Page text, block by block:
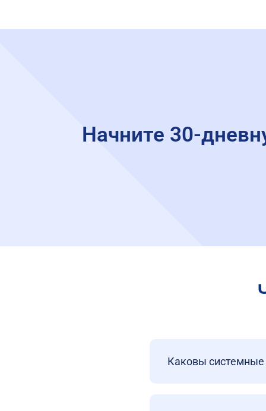
Начните 30-
Каковы системные